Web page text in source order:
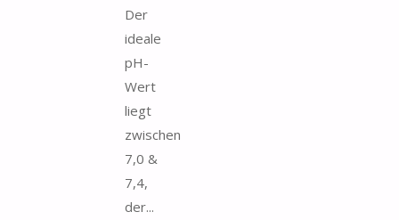
Der
ideale
pH-
Wert
liegt
zwischen
7,0 &
7,4,
der...